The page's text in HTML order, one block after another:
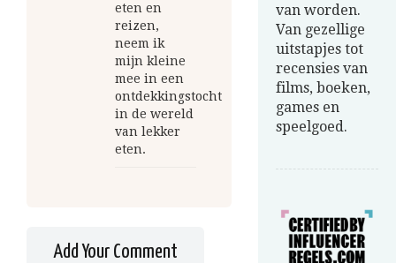
eten en
reizen,
neem ik
mijn kleine
mee in een
ontdekkingstocht
in de wereld
van lekker
eten.
Add Your Comment
van worden.
Van gezellige
uitstapjes tot
recensies van
films, boeken,
games en
speelgoed.